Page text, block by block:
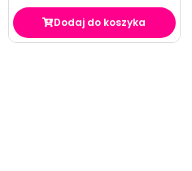
Dodaj do koszyka